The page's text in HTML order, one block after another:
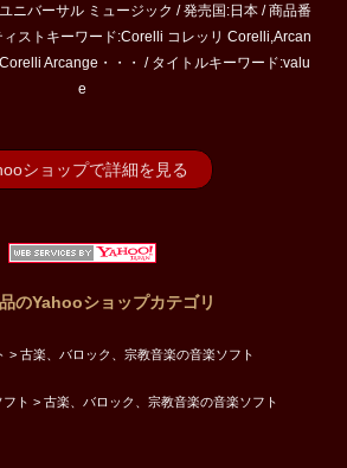
ニバーサル ミュージック / 発売国:日本 / 商品番
ストキーワード:Corelli コレッリ Corelli,Arcan
Arcange・・・ / タイトルキーワード:valu
e
ショップで詳細を見る
のYahooショップカテゴリ
> 古楽、バロック、宗教音楽の音楽ソフト
ト > 古楽、バロック、宗教音楽の音楽ソフト